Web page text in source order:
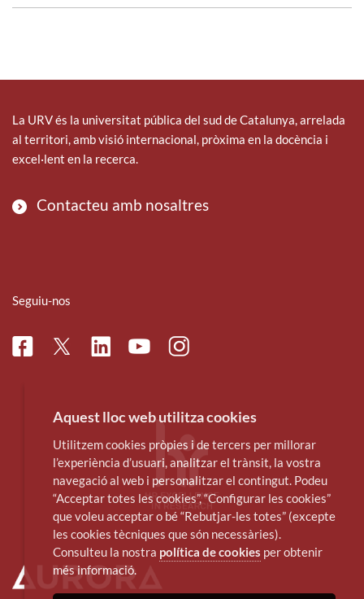
La URV és la universitat pública del sud de Catalunya, arrelada
al territori, amb visió internacional, pròxima en la docència i
excel·lent en la recerca.
Contacteu amb nosaltres
Seguiu-nos
FacebookTwitterLinkedinYoutubeInstagram
Aquest lloc web utilitza cookies
Utilitzem cookies pròpies i de tercers per millorar
l’experiència d’usuari, analitzar el trànsit, la vostra
navegació al web i personalitzar el contingut. Podeu
“Acceptar totes les cookies”, “Configurar les cookies”
que voleu acceptar o bé “Rebutjar-les totes” (excepte
les cookies tècniques que són necessàries).
Consulteu la nostra política de cookies per obtenir
més informació.